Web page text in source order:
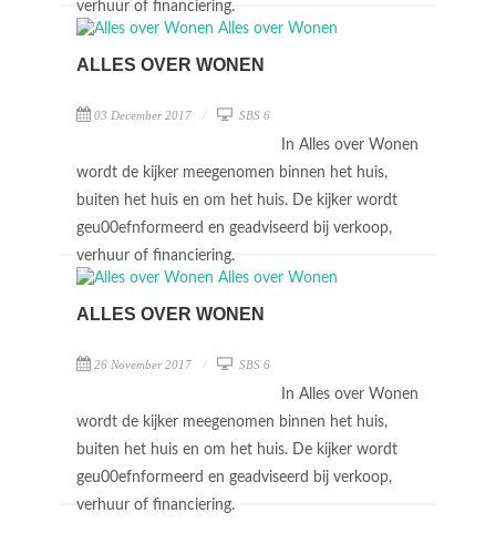
verhuur of financiering.
ALLES OVER WONEN
03 December 2017 SBS 6
In Alles over Wonen
wordt de kijker meegenomen binnen het huis,
buiten het huis en om het huis. De kijker wordt
geu00efnformeerd en geadviseerd bij verkoop,
verhuur of financiering.
ALLES OVER WONEN
26 November 2017 SBS 6
In Alles over Wonen
wordt de kijker meegenomen binnen het huis,
buiten het huis en om het huis. De kijker wordt
geu00efnformeerd en geadviseerd bij verkoop,
verhuur of financiering.